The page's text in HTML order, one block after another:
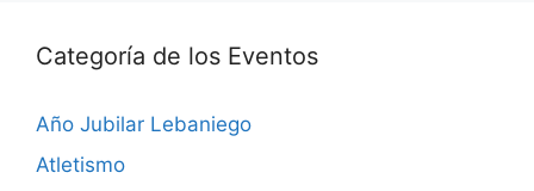
Categoría de los Eventos
Año Jubilar Lebaniego
Atletismo